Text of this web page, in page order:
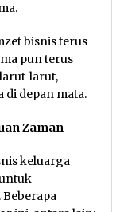
bisnis terus
pun terus
larut,
depan mata.
Zaman
keluarga